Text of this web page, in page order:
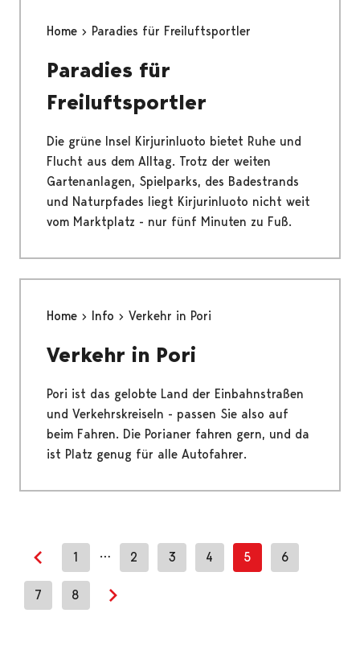
Home Paradies für Freiluftsportler
Paradies für
Freiluftsportler
Die grüne Insel Kirjurinluoto bietet Ruhe und
Flucht aus dem Alltag. Trotz der weiten
Gartenanlagen, Spielparks, des Badestrands
und Naturpfades liegt Kirjurinluoto nicht weit
vom Marktplatz - nur fünf Minuten zu Fuß.
Home Info Verkehr in Pori
Verkehr in Pori
Pori ist das gelobte Land der Einbahnstraßen
und Verkehrskreiseln - passen Sie also auf
beim Fahren. Die Porianer fahren gern, und da
ist Platz genug für alle Autofahrer.
Previous page
1 … 2 3 4 5 6
7 8